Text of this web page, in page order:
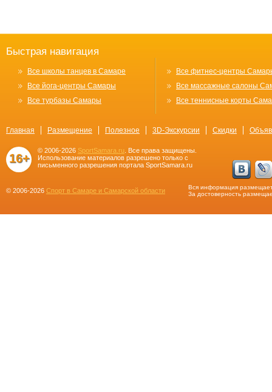
Быстрая навигация
Все школы танцев в Самаре
Все йога-центры Самары
Все турбазы Самары
Все фитнес-центры
Все массажные салоны
Все теннисные корты
Главная Размещение Полезное 3D-Экскурсии Скидки
16+
© 2006-2026 SportSamara.ru . Все права защищены.
Использование материалов разрешено только с
письменного разрешения портала SportSamara.ru
© 2006-2026 Спорт в Самаре и Самарской области
Вся информация
За достоверность